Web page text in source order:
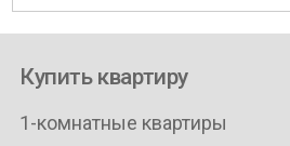
Купить квартиру
1-комнатные квартиры